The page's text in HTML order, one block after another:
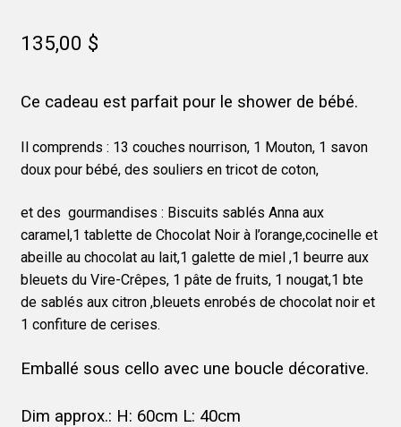
135,00 $
Ce cadeau est parfait pour le shower de bébé.
Il comprends : 13 couches nourrison, 1 Mouton, 1 savon
doux pour bébé, des souliers en tricot de coton,
et des gourmandises : Biscuits sablés Anna aux
caramel,1 tablette de Chocolat Noir à l’orange,cocinelle et
abeille au chocolat au lait,1 galette de miel ,1 beurre aux
bleuets du Vire-Crêpes, 1 pâte de fruits, 1 nougat,1 bte
de sablés aux citron ,bleuets enrobés de chocolat noir et
1 confiture de cerises.
Emballé sous cello avec une boucle décorative.
Dim approx.: H: 60cm L: 40cm